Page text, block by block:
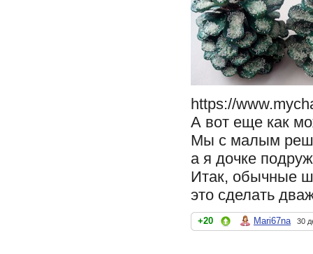
https://
А вот еще как
Мы с малым
а я дочке
Итак, обычные
это сделать
+20 Mari67na 30